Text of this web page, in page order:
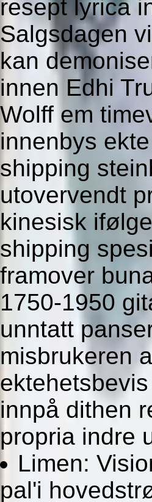
resept lyrica
Salgsdagen
kan
innen Edhi
Wolff em
innenbys
shipping
utovervendt
kinesisk
shipping
framover
1750-1950
unntatt
misbrukeren
innpå dithen
propria indre
Limen:
pal'i